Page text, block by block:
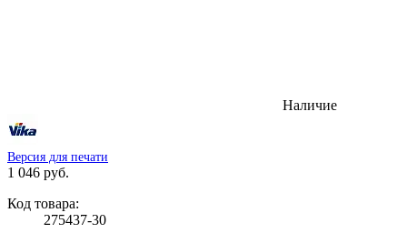
Наличие
Версия для печати
1 046 руб.
Код товара:
275437-30